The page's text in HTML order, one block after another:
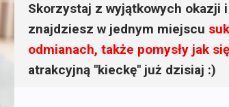
Skorzystaj z wyjątkowych okazji
znajdziesz w jednym miejscu
odmianach, także pomysły jak
atrakcyjną "kieckę" już dzisiaj :)